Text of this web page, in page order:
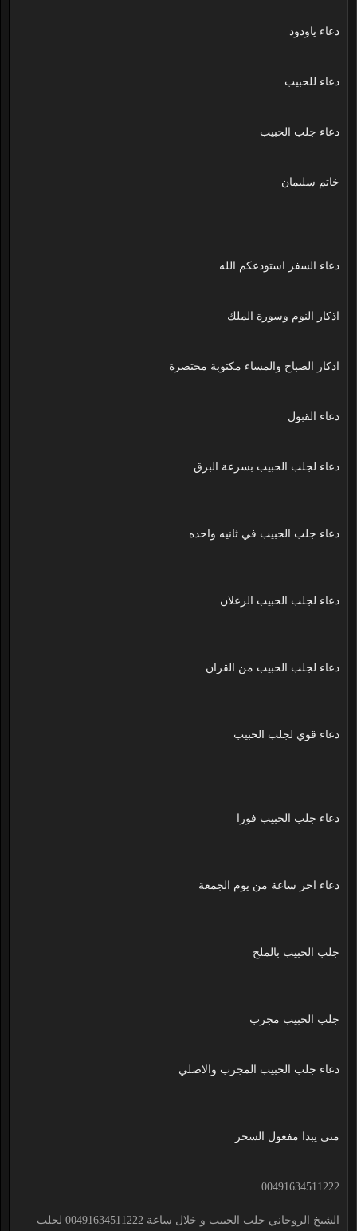
دعاء ياودود
دعاء للحبيب
دعاء جلب الحبيب
خاتم سليمان
دعاء السفر استودعكم الله
اذكار النوم وسورة الملك
اذكار الصباح والمساء مكتوبة مختصرة
دعاء القبول
دعاء لجلب الحبيب بسرعة البرق
دعاء جلب الحبيب في ثانيه واحده
دعاء لجلب الحبيب الزعلان
دعاء لجلب الحبيب من القران
دعاء قوي لجلب الحبيب
دعاء جلب الحبيب فورا
دعاء اخر ساعة من يوم الجمعة
جلب الحبيب بالملح
جلب الحبيب مجرب
دعاء جلب الحبيب المجرب والاصلي
متى يبدا مفعول السحر
00491634511222
الشيخ الروحاني جلب الحبيب و خلال ساعة 00491634511222 لجلب